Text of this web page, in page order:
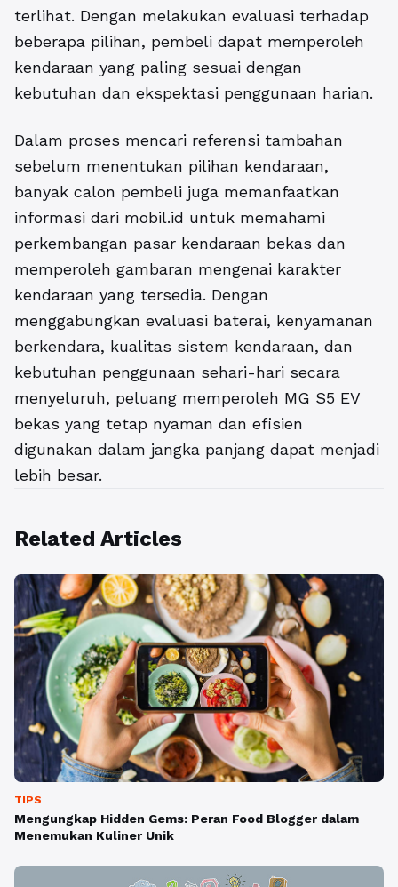
terlihat. Dengan melakukan evaluasi terhadap
beberapa pilihan, pembeli dapat memperoleh
kendaraan yang paling sesuai dengan
kebutuhan dan ekspektasi penggunaan harian.
Dalam proses mencari referensi tambahan
sebelum menentukan pilihan kendaraan,
banyak calon pembeli juga memanfaatkan
informasi dari mobil.id untuk memahami
perkembangan pasar kendaraan bekas dan
memperoleh gambaran mengenai karakter
kendaraan yang tersedia. Dengan
menggabungkan evaluasi baterai, kenyamanan
berkendara, kualitas sistem kendaraan, dan
kebutuhan penggunaan sehari-hari secara
menyeluruh, peluang memperoleh MG S5 EV
bekas yang tetap nyaman dan efisien
digunakan dalam jangka panjang dapat menjadi
lebih besar.
Related Articles
TIPS
Mengungkap Hidden Gems: Peran Food Blogger dalam
Menemukan Kuliner Unik